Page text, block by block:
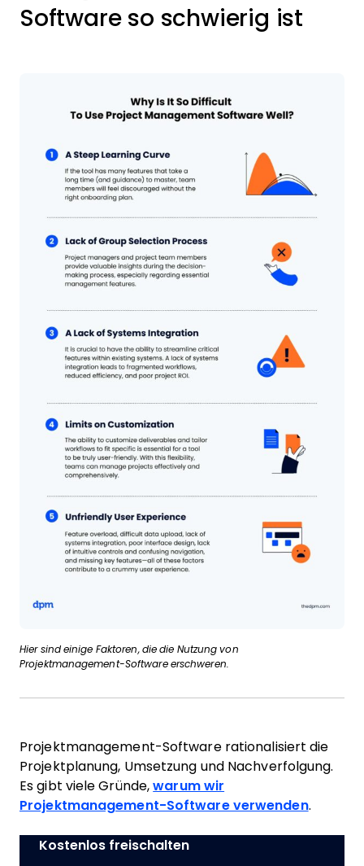
Software so schwierig ist
Hier sind einige Faktoren, die die Nutzung von
Projektmanagement-Software erschweren.
Projektmanagement-Software rationalisiert die
Projektplanung, Umsetzung und Nachverfolgung.
Es gibt viele Gründe,warum wir
Projektmanagement-Software verwenden.
Kostenlos freischalten